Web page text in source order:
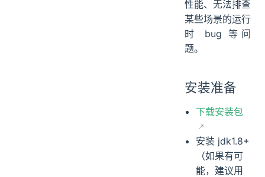
性能、无法排查
某些场景的运行
时 bug 等问
题。
安装准备
下载安装包
安装 jdk1.8+
（如果有可
能，建议用